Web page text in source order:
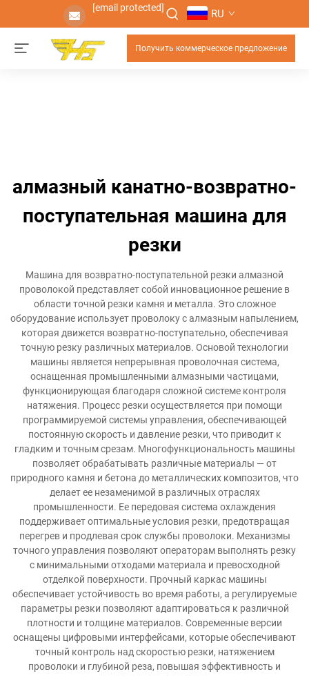
[email protected] RU
Получить коммерческое предложение
алмазный канатно-возвратно-
поступательная машина для
резки
Машина для возвратно-поступательной резки алмазной
проволокой представляет собой инновационное решение в
области точной резки камня и металла. Это сложное
оборудование использует проволоку с алмазным напылением,
которая движется возвратно-поступательно, обеспечивая
точную резку различных материалов. Основой технологии
машины является непрерывная проволочная система,
оснащенная промышленными алмазными частицами,
функционирующая благодаря сложной системе контроля
натяжения. Процесс резки осуществляется при помощи
программируемой системы управления, обеспечивающей
постоянную скорость и давление резки, что приводит к
гладким и точным срезам. Многофункциональность машины
позволяет обрабатывать различные материалы — от
природного камня и бетона до металлических композитов, что
делает ее незаменимой в различных отраслях
промышленности. Ее передовая система охлаждения
поддерживает оптимальные условия резки, предотвращая
перегрев и продлевая срок службы проволоки. Механизмы
точного управления позволяют операторам выполнять резку
с минимальными отходами материала и превосходной
отделкой поверхности. Прочный каркас машины
обеспечивает устойчивость во время работы, а регулируемые
параметры резки позволяют адаптироваться к различной
плотности и толщине материалов. Современные версии
оснащены цифровыми интерфейсами, которые обеспечивают
точный контроль над скоростью резки, натяжением
проволоки и глубиной реза, повышая эффективность и